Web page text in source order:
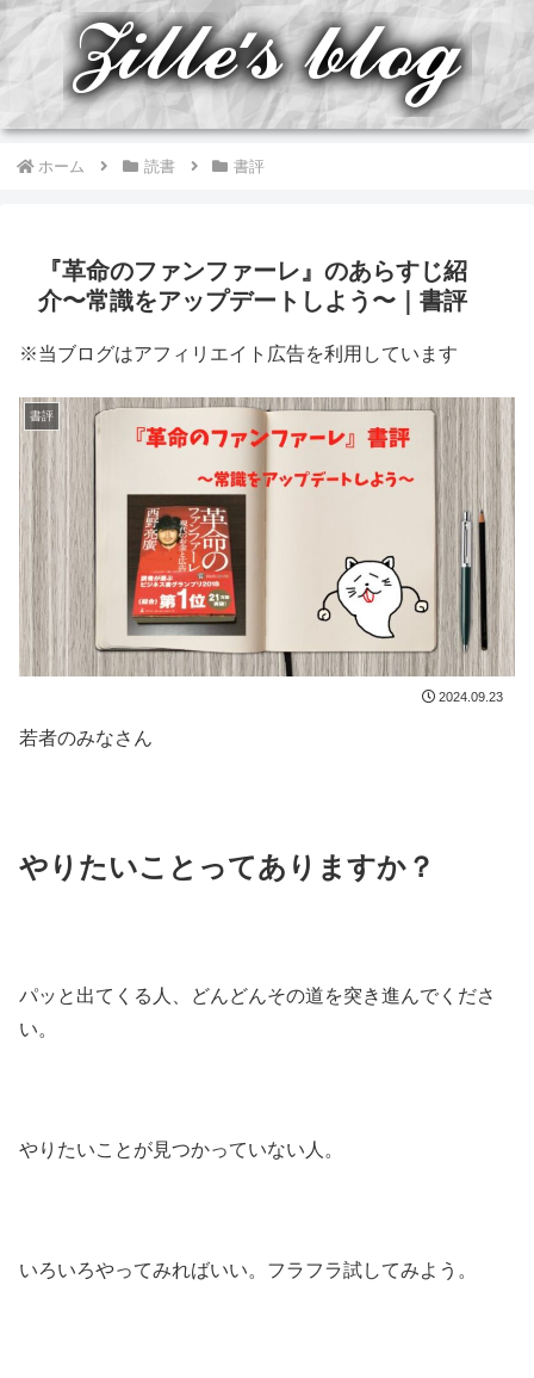
ホーム 読書 書評
『革命のファンファーレ』のあらすじ紹
介〜常識をアップデートしよう〜｜書評
※当ブログはアフィリエイト広告を利用しています
書評
2024.09.23
若者のみなさん
やりたいことってありますか？
パッと出てくる人、どんどんその道を突き進んでくださ
い。
やりたいことが見つかっていない人。
いろいろやってみればいい。フラフラ試してみよう。